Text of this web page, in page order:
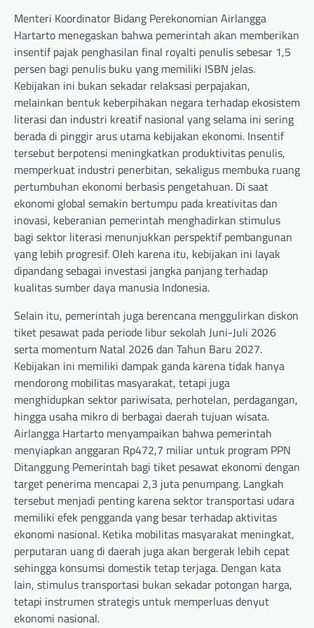
Menteri Koordinator Bidang Perekonomian Airlangga
Hartarto menegaskan bahwa pemerintah akan memberikan
insentif pajak penghasilan final royalti penulis sebesar 1,5
persen bagi penulis buku yang memiliki ISBN jelas.
Kebijakan ini bukan sekadar relaksasi perpajakan,
melainkan bentuk keberpihakan negara terhadap ekosistem
literasi dan industri kreatif nasional yang selama ini sering
berada di pinggir arus utama kebijakan ekonomi. Insentif
tersebut berpotensi meningkatkan produktivitas penulis,
memperkuat industri penerbitan, sekaligus membuka ruang
pertumbuhan ekonomi berbasis pengetahuan. Di saat
ekonomi global semakin bertumpu pada kreativitas dan
inovasi, keberanian pemerintah menghadirkan stimulus
bagi sektor literasi menunjukkan perspektif pembangunan
yang lebih progresif. Oleh karena itu, kebijakan ini layak
dipandang sebagai investasi jangka panjang terhadap
kualitas sumber daya manusia Indonesia.
Selain itu, pemerintah juga berencana menggulirkan diskon
tiket pesawat pada periode libur sekolah Juni-Juli 2026
serta momentum Natal 2026 dan Tahun Baru 2027.
Kebijakan ini memiliki dampak ganda karena tidak hanya
mendorong mobilitas masyarakat, tetapi juga
menghidupkan sektor pariwisata, perhotelan, perdagangan,
hingga usaha mikro di berbagai daerah tujuan wisata.
Airlangga Hartarto menyampaikan bahwa pemerintah
menyiapkan anggaran Rp472,7 miliar untuk program PPN
Ditanggung Pemerintah bagi tiket pesawat ekonomi dengan
target penerima mencapai 2,3 juta penumpang. Langkah
tersebut menjadi penting karena sektor transportasi udara
memiliki efek pengganda yang besar terhadap aktivitas
ekonomi nasional. Ketika mobilitas masyarakat meningkat,
perputaran uang di daerah juga akan bergerak lebih cepat
sehingga konsumsi domestik tetap terjaga. Dengan kata
lain, stimulus transportasi bukan sekadar potongan harga,
tetapi instrumen strategis untuk memperluas denyut
ekonomi nasional.